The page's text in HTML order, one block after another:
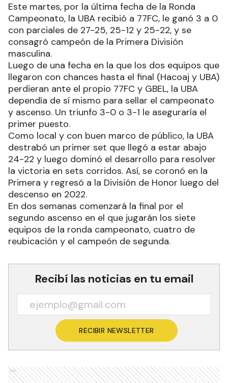
Este martes, por la última fecha de la Ronda
Campeonato, la UBA recibió a 77FC, le ganó 3 a 0
con parciales de 27-25, 25-12 y 25-22, y se
consagró campeón de la Primera División
masculina.
Luego de una fecha en la que los dos equipos que
llegaron con chances hasta el final (Hacoaj y UBA)
perdieran ante el propio 77FC y GBEL, la UBA
dependía de sí mismo para sellar el campeonato
y ascenso. Un triunfo 3-0 o 3-1 le aseguraría el
primer puesto.
Como local y con buen marco de público, la UBA
destrabó un primer set que llegó a estar abajo
24-22 y luego dominó el desarrollo para resolver
la victoria en sets corridos. Así, se coronó en la
Primera y regresó a la División de Honor luego del
descenso en 2022.
En dos semanas comenzará la final por el
segundo ascenso en el que jugarán los siete
equipos de la ronda campeonato, cuatro de
reubicación y el campeón de segunda.
Recibí las noticias en tu email
RECIBIR NEWSLETTER
Ads